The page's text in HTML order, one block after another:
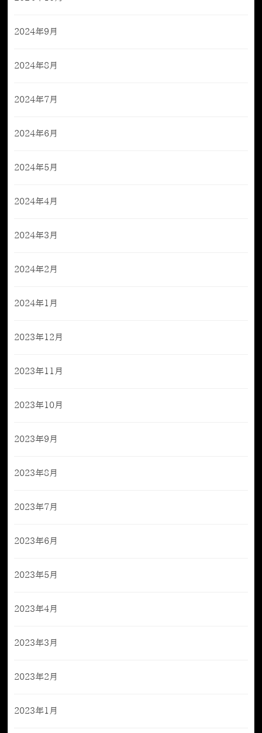
2024年9月
2024年8月
2024年7月
2024年6月
2024年5月
2024年4月
2024年3月
2024年2月
2024年1月
2023年12月
2023年11月
2023年10月
2023年9月
2023年8月
2023年7月
2023年6月
2023年5月
2023年4月
2023年3月
2023年2月
2023年1月